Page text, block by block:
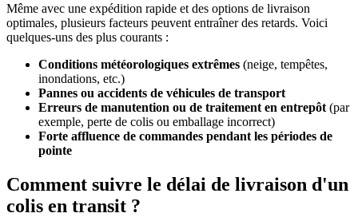
Même avec une expédition rapide et des options de livraison
optimales, plusieurs facteurs peuvent entraîner des retards. Voici
quelques-uns des plus courants :
Conditions météorologiques extrêmes (neige, tempêtes,
inondations, etc.)
Pannes ou accidents de véhicules de transport
Erreurs de manutention ou de traitement en entrepôt(par
exemple, perte de colis ou emballage incorrect)
Forte affluence de commandes pendant les périodes de
pointe
Comment suivre le délai de livraison d'un
colis en transit ?